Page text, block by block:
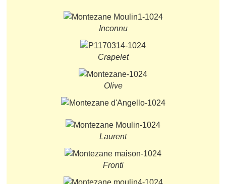
Inconnu
Crapelet
Olive
Laurent
Fronti